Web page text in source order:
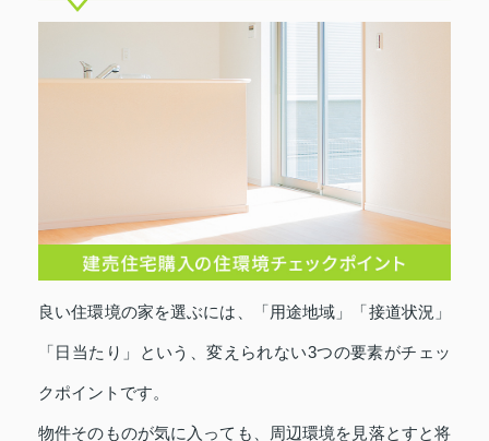
良い住環境の家を選ぶには、「用途地域」「接道状況」
「日当たり」という、変えられない3つの要素がチェッ
クポイントです。
物件そのものが気に入っても、周辺環境を見落とすと将